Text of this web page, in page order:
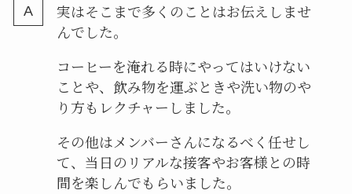
実はそこまで多くのことはお伝えしませ
んでした。
コーヒーを淹れる時にやってはいけない
ことや、飲み物を運ぶときや洗い物のや
り方もレクチャーしました。
その他はメンバーさんになるべく任せし
て、当日のリアルな接客やお客様との時
間を楽しんでもらいました。